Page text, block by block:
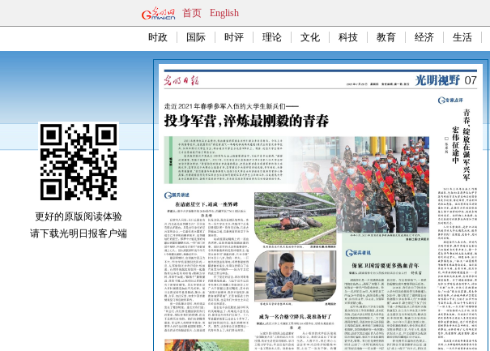
首页 English
时政 国际 时评 理论 文化 科技 教育 经济 生活
更好的原版阅读体验
请下载光明日报客户端